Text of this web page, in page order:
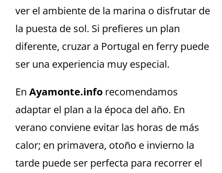
ver el ambiente de la marina o disfrutar de
la puesta de sol. Si prefieres un plan
diferente, cruzar a Portugal en ferry puede
ser una experiencia muy especial.
EnAyamonte.info recomendamos
adaptar el plan a la época del año. En
verano conviene evitar las horas de más
calor; en primavera, otoño e invierno la
tarde puede ser perfecta para recorrer el